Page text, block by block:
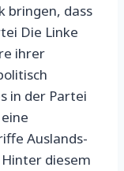
bringen, dass
Die Linke
ihrer
in der Partei
Auslands-
diesem